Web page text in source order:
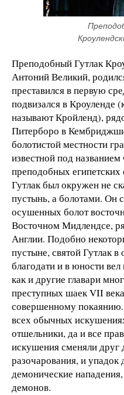
Преподобный Гутлак
Антоний Великий,
преставился в первую
подвизался в Кроуленде
называют Кройленд),
Питерборо в
болотистой местности
известной под
преподобных
Гутлак был окружен не
пустынь, а болотами. Он
осушенных болот
Восточном Мидлендсе,
Англии. Подобно
пустыне, святой Гутлак в
благодати и в юности
как и другие главари
преступных шаек VII
совершенному покаянию.
всех обычных
отшельники, да и все
искушения сменяли друг
разочарования, и упадок
демонические
демонов.